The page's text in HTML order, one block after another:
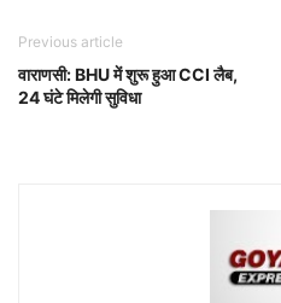
Previous article
वाराणसी: BHU में शुरू हुआ CCI लैब,
24 घंटे मिलेगी सुविधा